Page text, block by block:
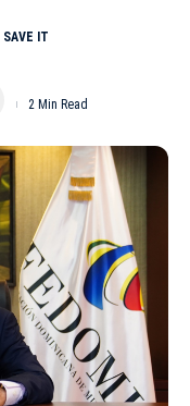
2 Min Read